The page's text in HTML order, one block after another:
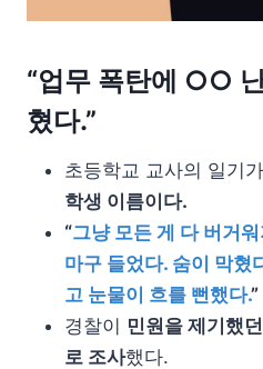
“업무 폭탄에 ○○
혔다.”
초등학교 교사의 일기
학생 이름이다.
“그냥 모든 게 다 버거
마구 들었다. 숨이 막혔
고 눈물이 흐를 뻔했다.”
경찰이 민원을 제기했
로 조사했다.